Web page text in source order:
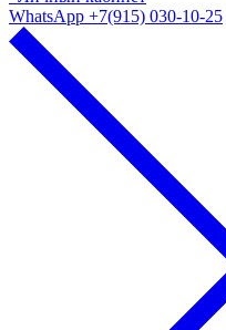
WhatsApp +7(915) 030-10-25